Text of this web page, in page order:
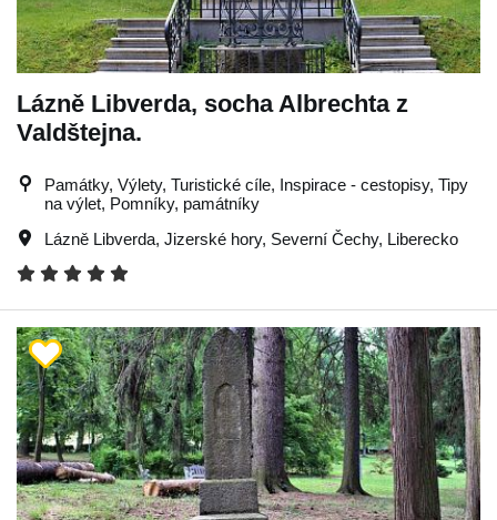
Lázně Libverda, socha Albrechta z
Valdštejna.
Památky, Výlety, Turistické cíle, Inspirace - cestopisy, Tipy
na výlet, Pomníky, památníky
Lázně Libverda, Jizerské hory, Severní Čechy, Liberecko